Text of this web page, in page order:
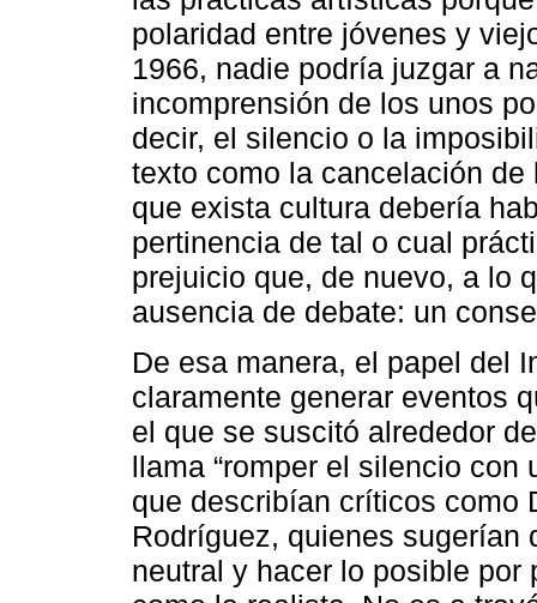
polaridad entre jóvenes y
1966, nadie podría juzgar a
incomprensión de los unos
decir, el silencio o la
texto como la cancelación
que exista cultura debería
pertinencia de tal o cual
prejuicio que, de nuevo, a lo
ausencia de debate: un
De esa manera, el papel del
claramente generar eventos
el que se suscitó alrededor
llama “romper el silencio con
que describían críticos como
Rodríguez, quienes sugerían
neutral y hacer lo posible por